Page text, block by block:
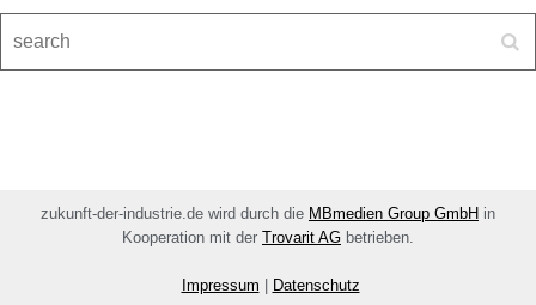
zukunft-der-industrie.de wird durch die MBmedien Group GmbH in
Kooperation mit der Trovarit AG betrieben.
Impressum Datenschutz